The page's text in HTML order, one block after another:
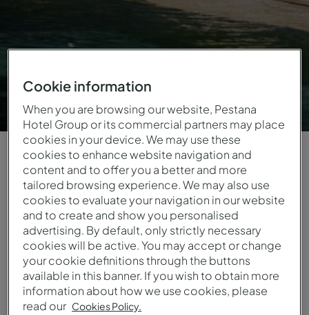
DESCUBRA UNA EXPERIENCIA ÚNICA
Únase al Pestana
Guest Club
Pestana Guest Club ha cambiado para
mejor. Ser miembro le permite
Cookie information
When you are browsing our website, Pestana
Hotel Group or its commercial partners may place
cookies in your device. We may use these
cookies to enhance website navigation and
content and to offer you a better and more
tailored browsing experience. We may also use
cookies to evaluate your navigation in our website
and to create and show you personalised
advertising. By default, only strictly necessary
cookies will be active. You may accept or change
your cookie definitions through the buttons
available in this banner. If you wish to obtain more
information about how we use cookies, please
read our Cookies Policy.